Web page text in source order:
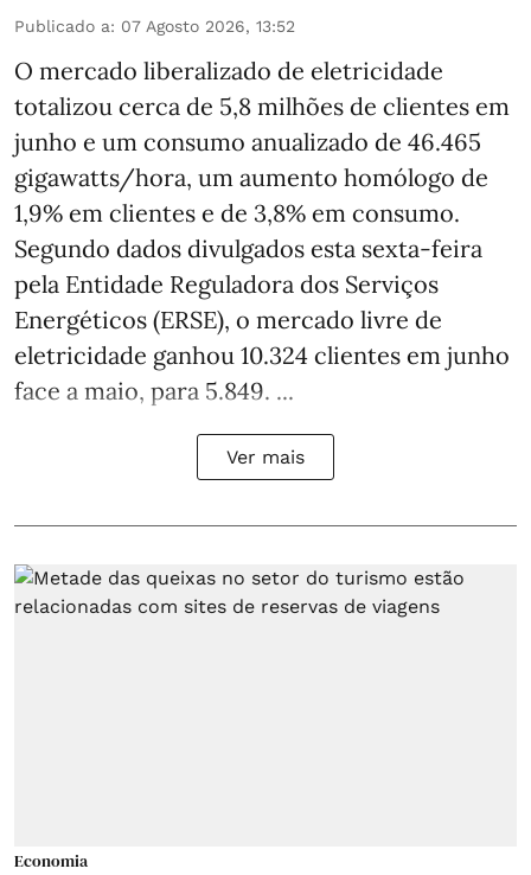
Publicado a: 07 Agosto 2026, 13:52
O mercado liberalizado de eletricidade
totalizou cerca de 5,8 milhões de clientes em
junho e um consumo anualizado de 46.465
gigawatts/hora, um aumento homólogo de
1,9% em clientes e de 3,8% em consumo.
Segundo dados divulgados esta sexta-feira
pela Entidade Reguladora dos Serviços
Energéticos (ERSE), o mercado livre de
eletricidade ganhou 10.324 clientes em junho
face a maio, para 5.849. ...
Ver mais
Economia